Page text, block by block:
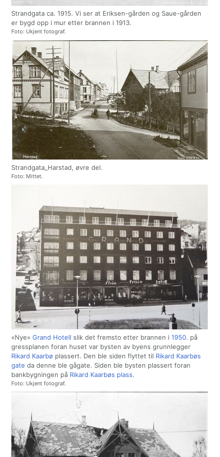
Strandgata ca. 1915. Vi ser at Eriksen-gården og Saue-gården
er bygd opp i mur etter brannen i 1913.
Foto: Ukjent fotograf.
Strandgata_Harstad, øvre del.
Foto: Mittet.
«Nye» Grand Hotell slik det fremsto etter brannen i 1950. på
gressplanen foran huset var bysten av byens grunnlegger
Rikard Kaarbø plassert. Den ble siden flyttet til Rikard Kaarbøs
gate da denne ble gågate. Siden ble bysten plassert foran
bankbygningen på Rikard Kaarbøs plass.
Foto: Ukjent fotograf.